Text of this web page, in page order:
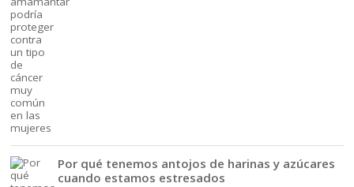
Por qué tenemos antojos de harinas y azúcares
cuando estamos estresados